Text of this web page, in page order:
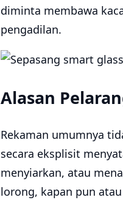
diminta membawa
pengadilan.
Alasan
Rekaman umumnya
secara eksplisit
menyiarkan, atau
lorong, kapan pun